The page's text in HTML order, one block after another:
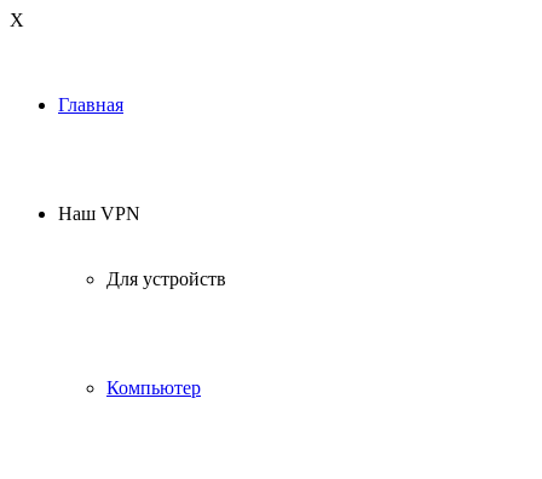
Х
Главная
Наш VPN
Для устройств
Компьютер